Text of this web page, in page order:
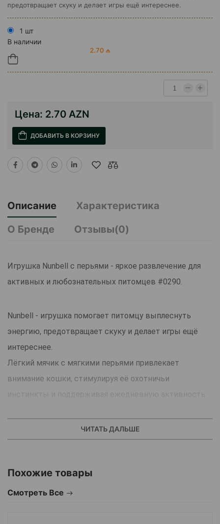
предотвращает скуку и делает игры ещё интереснее.
1 шт
В наличии
2.70 ₼
Цена: 2.70 AZN
ДОБАВИТЬ В КОРЗИНУ
Описание
Характеристика
О Бренде
Отзывы(0)
Игрушка Nunbell с перьями - яркое развлечение для
активных и любознательных питомцев #0290.
Nunbell - игрушка помогает питомцу выплеснуть
энергию, предотвращает скуку и делает игры ещё
интереснее.
Лёгкий мячик с мягкими перьями привлекает
внимание кошки, стимулируя её охотничьи
ловить, катать и переносить игрушку лапками или
зубами.
время игры и надолго удерживают внимание
питомца.
ЧИТАТЬ ДАЛЬШЕ
Похожие товары
Смотреть Все